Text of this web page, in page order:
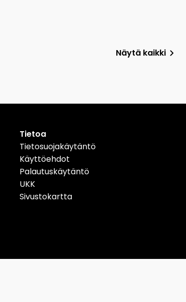
Näytä kaikki
Tietoa
Tietosuojakäytäntö
Käyttöehdot
Palautuskäytäntö
UKK
Sivustokartta